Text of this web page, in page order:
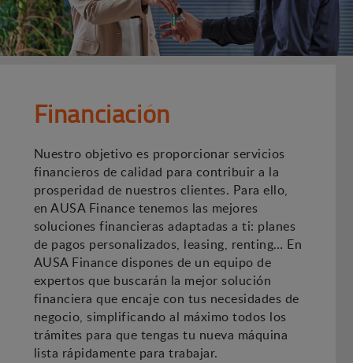
Financiación
Nuestro objetivo es proporcionar servicios
financieros de calidad para contribuir a la
prosperidad de nuestros clientes. Para ello,
en AUSA Finance tenemos las mejores
soluciones financieras adaptadas a ti: planes
de pagos personalizados, leasing, renting… En
AUSA Finance dispones de un equipo de
expertos que buscarán la mejor solución
financiera que encaje con tus necesidades de
negocio, simplificando al máximo todos los
trámites para que tengas tu nueva máquina
lista rápidamente para trabajar.